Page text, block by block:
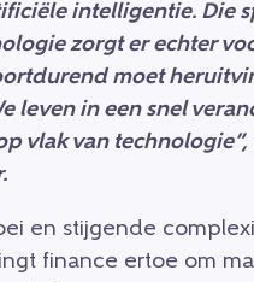
intelligentie. Die
zorgt er echter
moet
leven in een snel
vlak van
en stijgende
finance ertoe om